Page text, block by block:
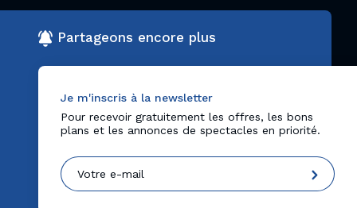
Partageons encore plus
Je m'inscris à la newsletter
Pour recevoir gratuitement les offres, les bons
plans et les annonces de spectacles en priorité.